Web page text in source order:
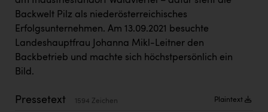
INTERSPAR
INTERSPORT Austria
Jesolo
Jane Goodall Institute Austria
Backwelt Pilz als niederösterreichisches
Erfolgsunternehmen. Am 13.09.2021 besuchte
Landeshauptfrau Johanna Mikl-Leitner den
Backbetrieb und machte sich höchstpersönlich ein
Bild.
Pressetext 1594 Zeichen Plaintext